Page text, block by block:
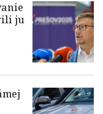
ju